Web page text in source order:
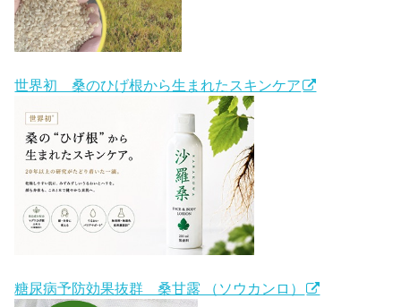
世界初 桑のひげ根から生まれたスキンケア
糖尿病予防効果抜群 桑甘露 （ソウカンロ）